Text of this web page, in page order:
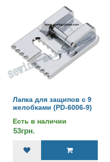
Лапка для защипов с 9
желобками (PD-6006-9)
Есть в наличии
53грн.